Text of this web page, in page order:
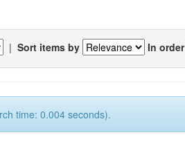
| Sort items by In order
time: 0.004 seconds).